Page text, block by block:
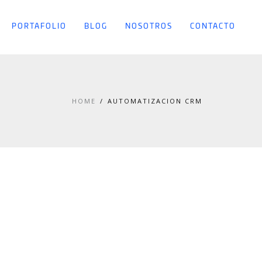
PORTAFOLIO BLOG NOSOTROS CONTACTO
HOME AUTOMATIZACION CRM